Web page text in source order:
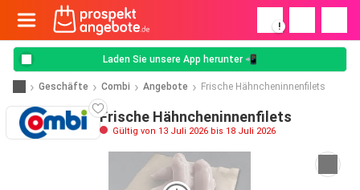
!
Laden Sie unsere App herunter 📲
Geschäfte Combi Angebote Frische Hähncheninnenfilets
Frische Hähncheninnenfilets
Gültig von 13 Juli 2026 bis 18 Juli 2026